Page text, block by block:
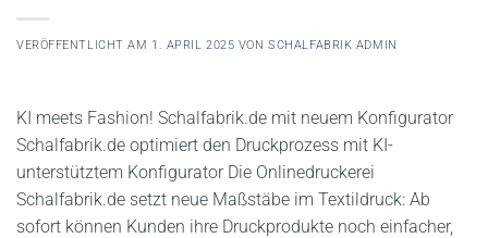
VERÖFFENTLICHT AM 1. APRIL 2025 VONSCHALFABRIK ADMIN
KI meets Fashion! Schalfabrik.de mit neuem Konfigurator
Schalfabrik.de optimiert den Druckprozess mit KI-
unterstütztem Konfigurator Die Onlinedruckerei
Schalfabrik.de setzt neue Maßstäbe im Textildruck: Ab
sofort können Kunden ihre Druckprodukte noch einfacher,